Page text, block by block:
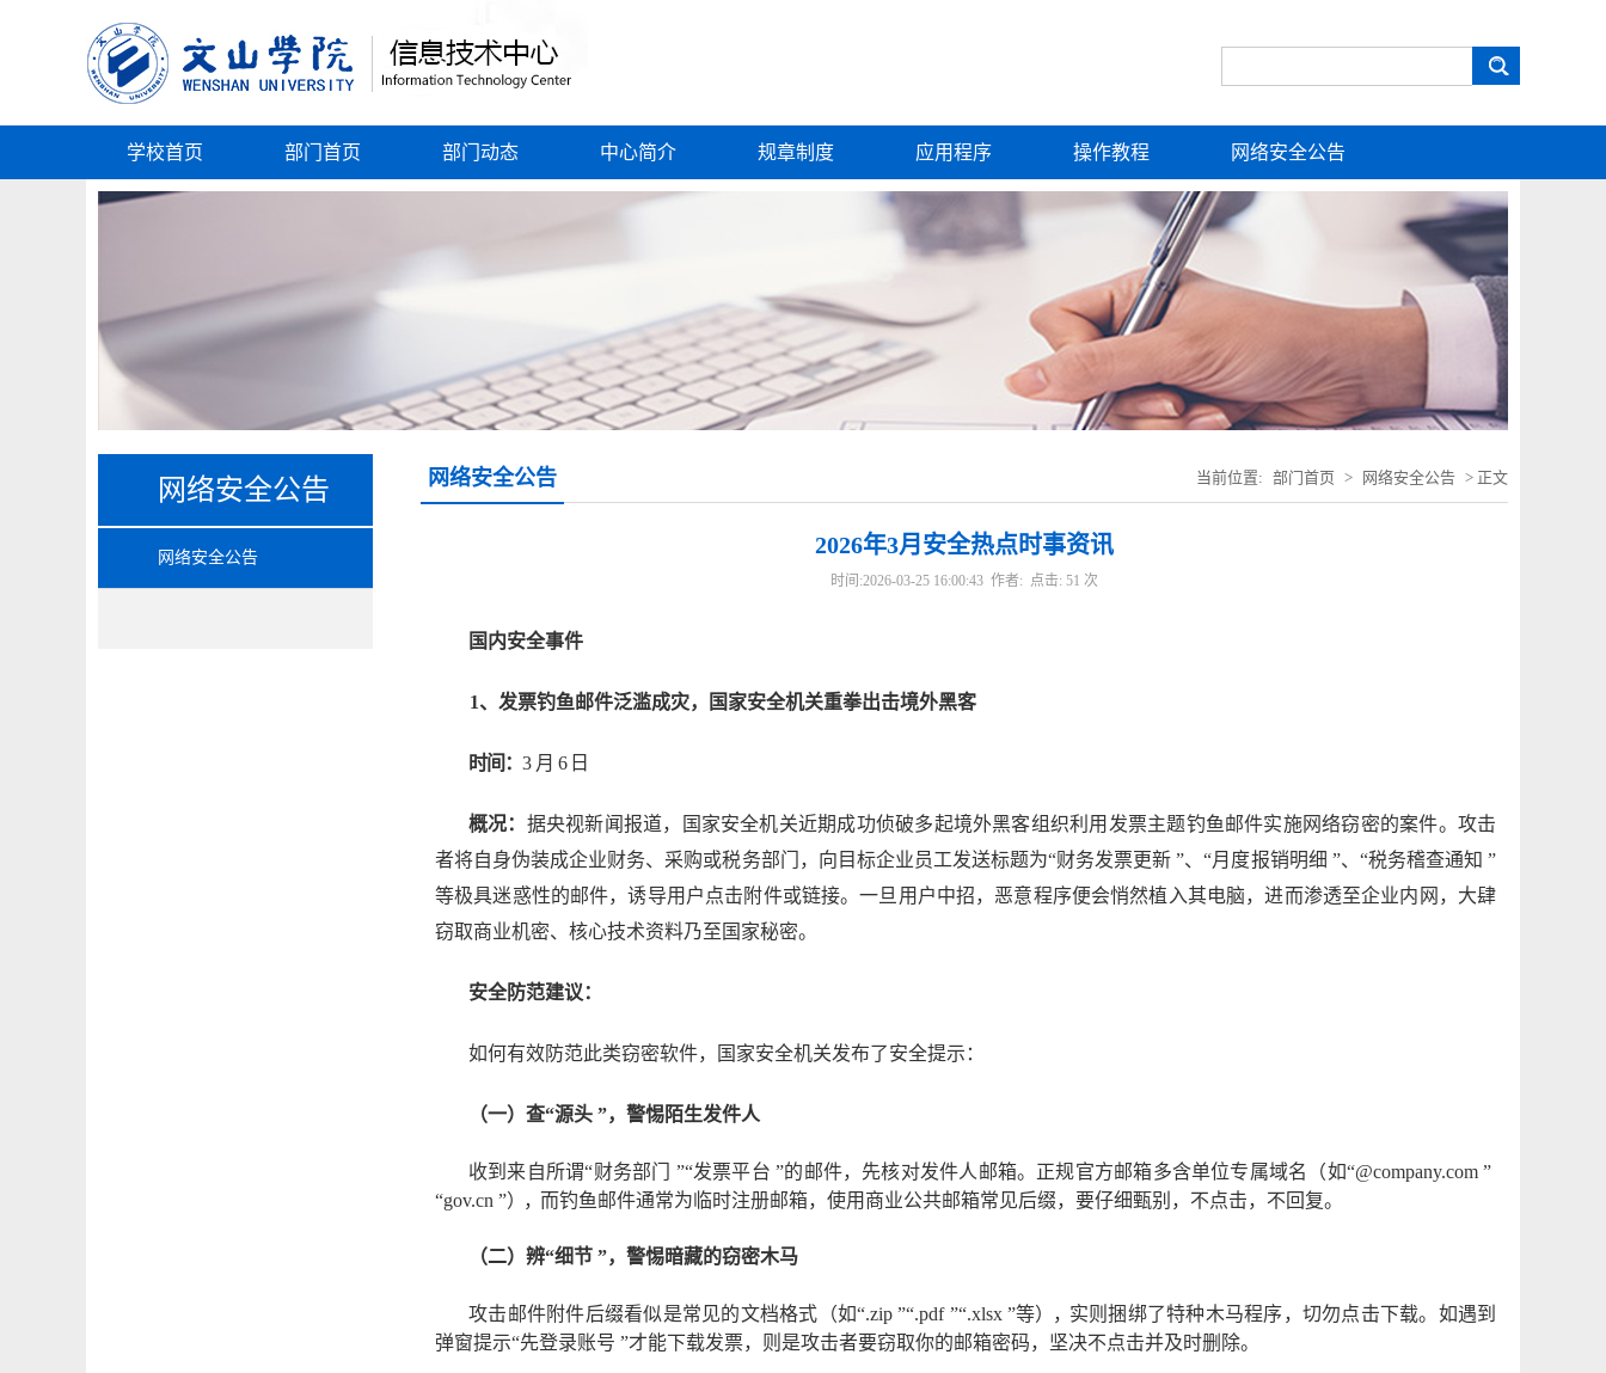
学校首页 部门首页 部门动态 中心简介 规章制度 应用程序 操作教程 网络安全公告
网络安全公告
网络安全公告
网络安全公告 当前位置: 部门首页 > 网络安全公告 > 正文
2026年3月安全热点时事资讯
时间:2026-03-25 16:00:43 作者: 点击: 51 次
国内安全事件
1、发票钓鱼邮件泛滥成灾，国家安全机关重拳出击境外黑客
时间： 3 月 6 日
概况： 据央视新闻报道，国家安全机关近期成功侦破多起境外黑客组织利 用发票主题钓鱼邮件实施网络窃密的案件。攻击
者将自身伪装成企业财务、采购或税务部门，向目标企业员工发送标题为“财务发票更新 ”、“月度报销明细 ”、“税务稽查通知 ”
等极具迷惑性的邮件，诱导用户点击附件或链接。一旦用户中招，恶意程序便会悄然植入其电脑，进而渗透至企业内网，大肆
窃取商业机密、核心技术资料乃至国家秘密。
安全防范建议：
如何有效防范此类窃密软件，国家安全机关发布了安全提示：
（一）查“源头 ”，警惕陌生发件人
收到来自所谓“财务部门 ”“发票平台 ”的邮件，先核对发件人邮箱。正规官方邮箱多含单位专属域名（如“@company.com ”
“gov.cn ”）， 而钓鱼邮件通常为 临时注册邮箱，使用商业公共邮箱常见后缀，要仔细甄别，不点击，不回复。
（二）辨“细节 ”，警惕暗藏的窃密木马
攻击邮件附件后缀看似是常见的文档格式（如“.zip ”“.pdf ”“.xlsx ”等）， 实则捆绑了特种木马程序，切勿点击下载。如遇到
弹窗提示“先登录账号 ”才能下载发票，则是攻击者要窃取你的邮箱密码，坚决不点击并及时删除。